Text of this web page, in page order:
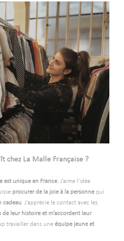
chez La Malle Française ?
est unique en France. J’aime l’idée
procurer de la joie à la personne qui
cadeau. J’apprécie le contact avec les
leur histoire et m’accordent leur
travailler dans une équipe jeune et